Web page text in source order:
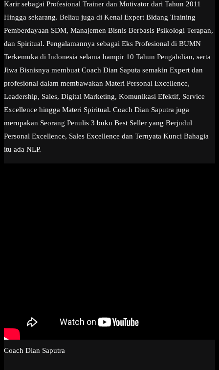
Karir sebagai Profesional Trainer dan Motivator dari Tahun 2011
Hingga sekarang. Beliau juga di Kenal Expert Bidang Training
Pemberdayaan SDM, Manajemen Bisnis Berbasis Psikologi Terapan,
dan Spiritual. Pengalamannya sebagai Eks Profesional di BUMN
Terkemuka di Indonesia selama hampir 10 Tahun Pengabdian, serta
Jiwa Bisnisnya membuat Coach Dian Saputa semakin Expert dan
profesional dalam membawakan Materi Personal Excellence,
Leadership, Sales, Digital Marketing, Komunikasi Efektif, Service
Excellence hingga Materi Spiritual. Coach Dian Saputra juga
merupakan Seorang Penulis 3 buku Best Seller yang Berjudul
Personal Excellence, Sales Excellence dan Ternyata Kunci Bahagia
itu ada NLP.
Coach Dian Saputra